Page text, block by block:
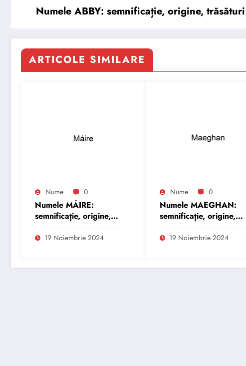
Numele ABBY: semnificație, origine,
ARTICOLE SIMILARE
Nume 0
Numele MÁIRE:
semnificație, origine,
trăsături și
personalitate
19 Noiembrie 2024
Nume 0
Numele MAEGHAN:
semnificație, origine,
trăsături și
personalitate
19 Noiembrie 2024